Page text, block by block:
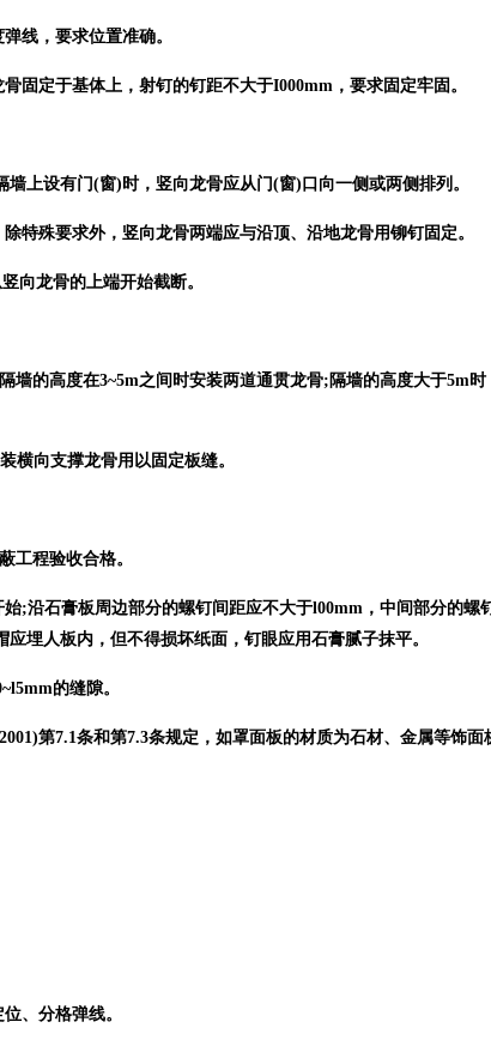
线，要求位置准确。
固定于基体上，射钉的钉距不大于I000mm，要求固定牢固。
上设有门(窗)时，竖向龙骨应从门(窗)口向一侧或两侧排列。
特殊要求外，竖向龙骨两端应与沿顶、沿地龙骨用铆钉固定。
向龙骨的上端开始截断。
的高度在3~5m之间时安装两道通贯龙骨;隔墙的高度大于5m时
横向支撑龙骨用以固定板缝。
工程验收合格。
;沿石膏板周边部分的螺钉间距应不大于l00mm，中间部分的螺
埋人板内，但不得损坏纸面，钉眼应用石膏腻子抹平。
的缝隙。
第7.1条和第7.3条规定，如罩面板的材质为石材、金属等饰面
、分格弹线。